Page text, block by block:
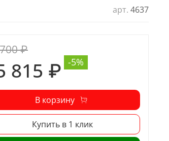
арт. 4637
₽
815 ₽ -5%
В корзину
Купить в 1 клик